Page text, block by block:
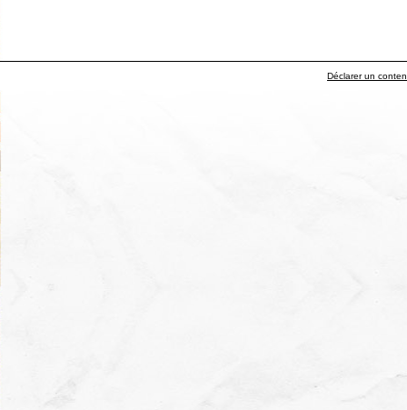
Déclarer un